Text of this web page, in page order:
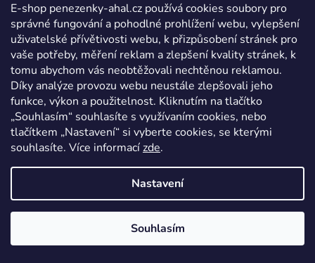
E-shop penezenky-ahal.cz používá cookies soubory pro
správné fungování a pohodlné prohlížení webu, vylepšení
uživatelské přívětivosti webu, k přizpůsobení stránek pro
vaše potřeby, měření reklam a zlepšení kvality stránek, k
tomu abychom vás neobtěžovali nechtěnou reklamou.
Díky analýze provozu webu neustále zlepšovali jeho
funkce, výkon a použitelnost. Kliknutím na tlačítko
„Souhlasím“ souhlasíte s využívaním cookies, nebo
tlačítkem „Nastavení“ si vyberte cookies, se kterými
souhlasíte. Více informacízde.
Nastavení
Souhlasím